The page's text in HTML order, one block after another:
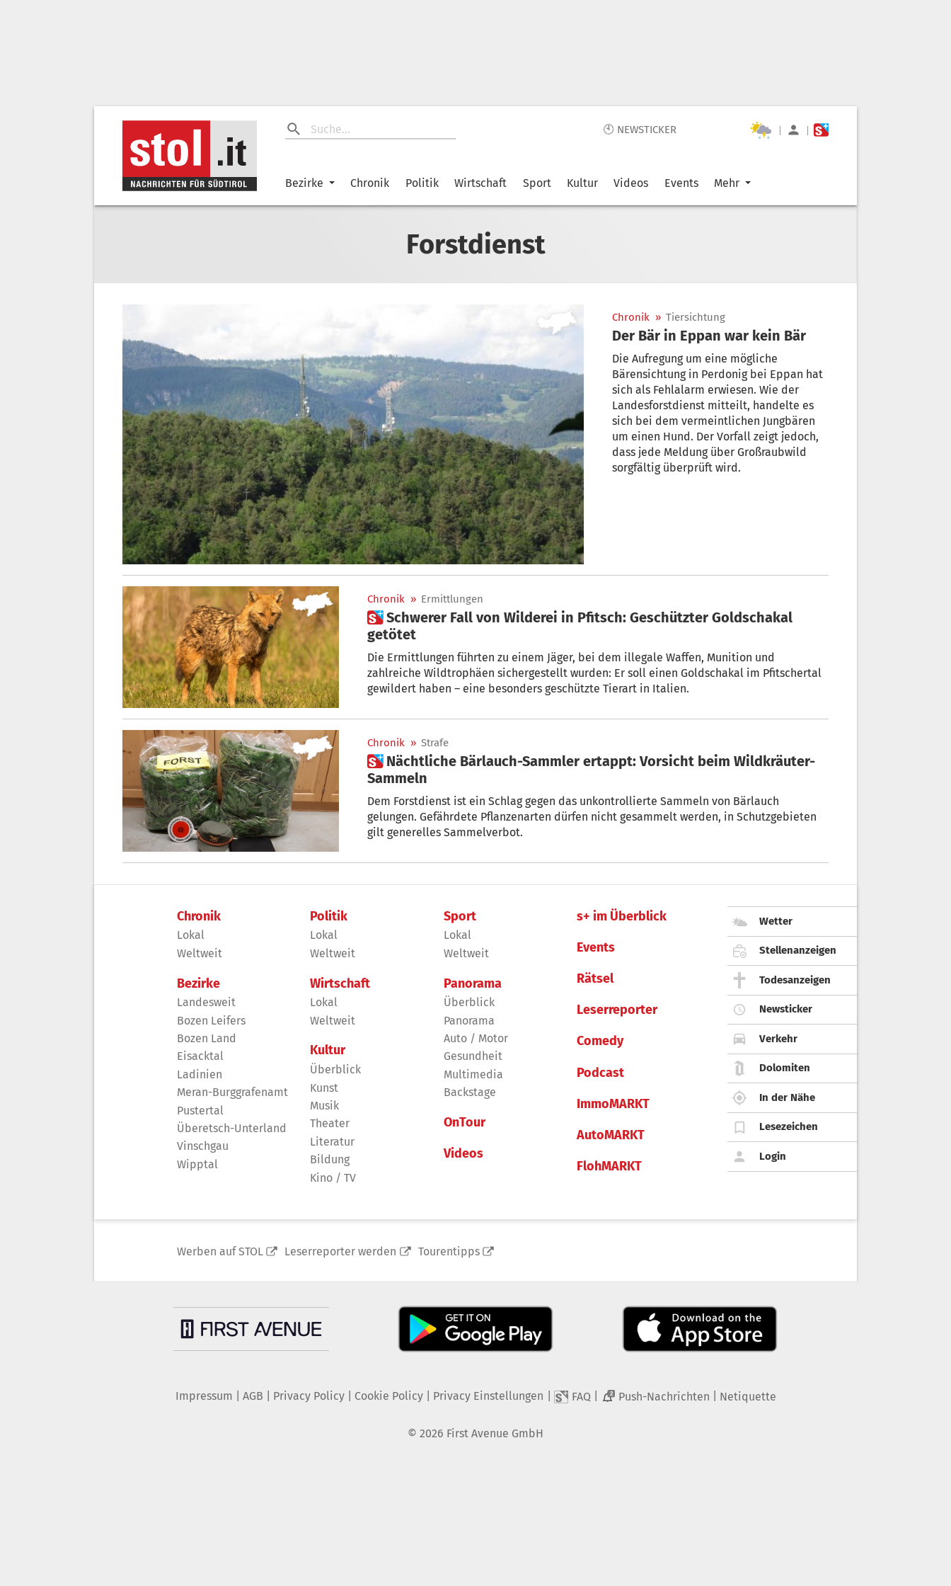
🕙 NEWSTICKER | |
Bezirke Chronik Politik Wirtschaft Sport Kultur Videos Events Mehr
Forstdienst
Chronik » Tiersichtung
Der Bär in Eppan war kein Bär
Die Aufregung um eine mögliche
Bärensichtung in Perdonig bei Eppan hat
sich als Fehlalarm erwiesen. Wie der
Landesforstdienst mitteilt, handelte es
sich bei dem vermeintlichen Jungbären
um einen Hund. Der Vorfall zeigt jedoch,
dass jede Meldung über Großraubwild
sorgfältig überprüft wird.
Chronik » Ermittlungen
 Schwerer Fall von Wilderei in Pfitsch: Geschützter Goldschakal
getötet
Die Ermittlungen führten zu einem Jäger, bei dem illegale Waffen, Munition und
zahlreiche Wildtrophäen sichergestellt wurden: Er soll einen Goldschakal im Pfitschertal
gewildert haben – eine besonders geschützte Tierart in Italien.
Chronik » Strafe
 Nächtliche Bärlauch-Sammler ertappt: Vorsicht beim Wildkräuter-
Sammeln
Dem Forstdienst ist ein Schlag gegen das unkontrollierte Sammeln von Bärlauch
gelungen. Gefährdete Pflanzenarten dürfen nicht gesammelt werden, in Schutzgebieten
gilt generelles Sammelverbot.
Chronik
Lokal
Weltweit
Bezirke
Landesweit
Bozen Leifers
Bozen Land
Eisacktal
Ladinien
Meran-Burggrafenamt
Pustertal
Überetsch-Unterland
Vinschgau
Wipptal
Politik
Lokal
Weltweit
Wirtschaft
Lokal
Weltweit
Kultur
Überblick
Kunst
Musik
Theater
Literatur
Bildung
Kino / TV
Sport
Lokal
Weltweit
Panorama
Überblick
Panorama
Auto / Motor
Gesundheit
Multimedia
Backstage
OnTour
Videos
s+ im Überblick
Events
Rätsel
Leserreporter
Comedy
Podcast
ImmoMARKT
AutoMARKT
FlohMARKT
Wetter
Stellenanzeigen
Todesanzeigen
Newsticker
Verkehr
Dolomiten
In der Nähe
Lesezeichen
Login
Werben auf STOL Leserreporter werden Tourentipps
Impressum AGB Privacy Policy| Cookie Policy| Privacy Einstellungen FAQ 2 Push-Nachrichten Netiquette
© 2026 First Avenue GmbH